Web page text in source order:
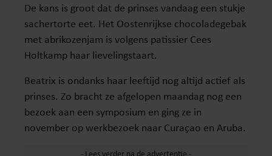
De kans is groot dat de prinses vandaag een stukje
sachertorte eet. Het Oostenrijkse chocoladegebak
met abrikozenjam is volgens patissier Cees
Holtkamp haar lievelingstaart.
Beatrix is ondanks haar leeftijd nog altijd actief als
prinses. Zo bracht ze afgelopen maandag nog een
bezoek aan een symposium en ging ze in
november op werkbezoek naar Curaçao en Aruba.